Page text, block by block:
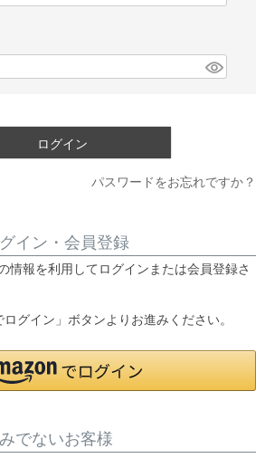
ログイン
パスワードをお忘れですか？
イン・会員登録
情報を利用してログインまたは会員登録さ
ログイン」ボタンよりお進みください。
でないお客様